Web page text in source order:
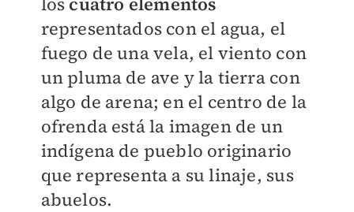
representados con el agua, el
fuego de una vela, el viento con
un pluma de ave y la tierra con
algo de arena; en el centro de la
ofrenda está la imagen de un
indígena de pueblo originario
que representa a su linaje, sus
abuelos.